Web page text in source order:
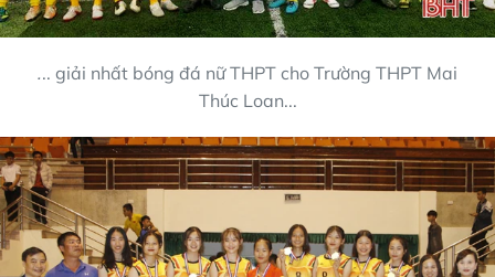
... giải nhất bóng đá nữ THPT cho Trường THPT Mai
Thúc Loan...